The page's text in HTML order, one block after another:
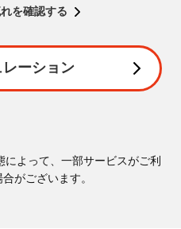
を確認する
ーション
よって、一部サービスがご利
がございます。